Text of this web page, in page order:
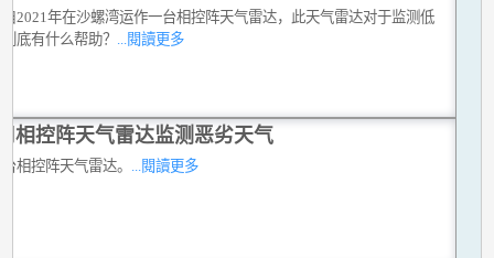
2021年在沙螺湾运作一台相控阵天气雷达，此天气雷达对于监测低
底有什么帮助？ ...閱讀更多
相控阵天气雷达监测恶劣天气
相控阵天气雷达。 ...閱讀更多